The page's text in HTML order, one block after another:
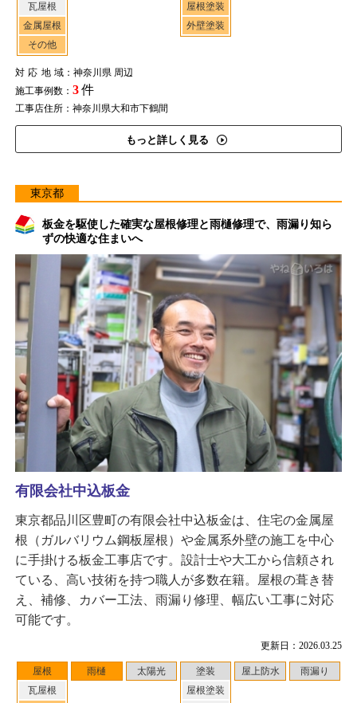
瓦屋根
金属屋根
その他
屋根塗装
外壁塗装
対応地域：神奈川県 周辺
施工事例数： 3件
工事店住所：神奈川県大和市下鶴間
もっと詳しく見る
東京都
板金を駆使した確実な屋根修理と雨樋修理で、雨漏り知ら
ずの快適な住まいへ
更新日：2026.03.25
屋根
瓦屋根
雨樋 太陽光
塗装
屋根塗装
屋上防水 雨漏り
有限会社中込板金
東京都品川区豊町の有限会社中込板金は、住宅の金属屋
根（ガルバリウム鋼板屋根）や金属系外壁の施工を中心
に手掛ける板金工事店です。設計士や大工から信頼され
ている、高い技術を持つ職人が多数在籍。屋根の葺き替
え、補修、カバー工法、雨漏り修理、幅広い工事に対応
可能です。